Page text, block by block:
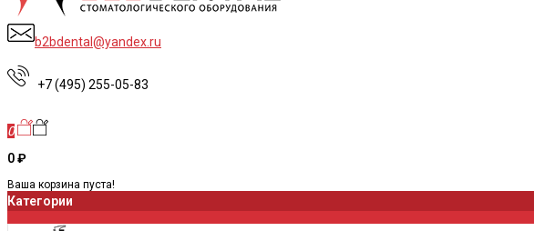
b2bdental@yandex.ru
+7 (495) 255-05-83
0
0 ₽
Ваша корзина пуста!
Категории